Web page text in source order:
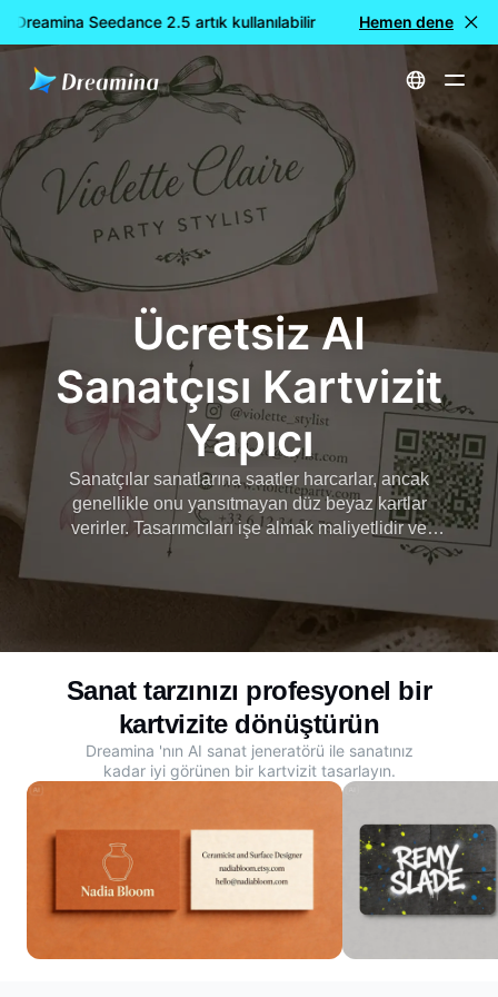
Seedance 2.5 artık kullanılabilir 🎉 Yeni model
Hemen dene
Ana Sayfa Oluştur Ücretsiz AI Sanatçısı Kartvizit Yapıcı
Ücretsiz AI
Sanatçısı Kartvizit
Yapıcı
Sanatçılar sanatlarına saatler harcarlar, ancak
genellikle onu yansıtmayan düz beyaz kartlar
verirler. Tasarımcıları işe almak maliyetlidir ve
tasarım araçları karmaşıktır. Dreamina, yapay zeka
ile benzersiz tarzınızda sanat kartvizitleri üretir. Her
aktarımı unutulmaz kılın.
Sanat tarzınızı profesyonel bir
kartvizite dönüştürün
Dreamina 'nın AI sanat jeneratörü ile sanatınız
kadar iyi görünen bir kartvizit tasarlayın.